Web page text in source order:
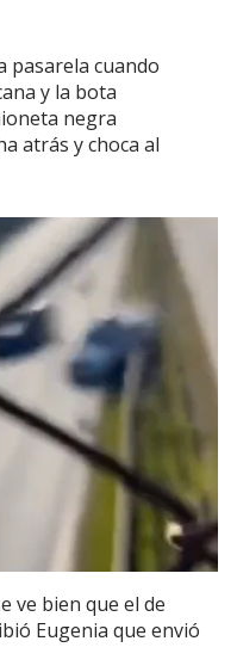
pasarela cuando
y la bota
negra
atrás y choca al
ve bien que el de
Eugenia que envió